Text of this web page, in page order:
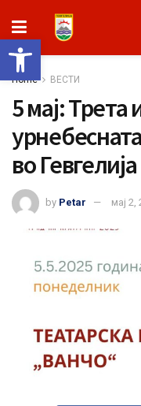
Open toolbar
Home ВЕСТИ
5 мај: Трета
во Гевгелија
by Petar мај 2,